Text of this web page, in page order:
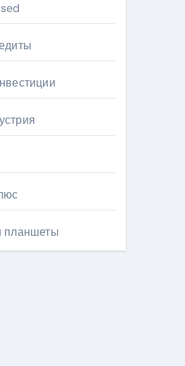
планшеты